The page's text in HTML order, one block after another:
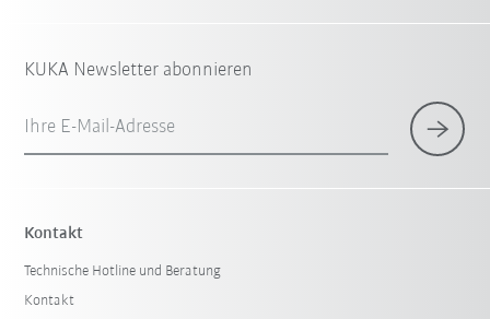
KUKA Newsletter abonnieren
Ihre E-Mail-Adresse
Kontakt
Technische Hotline und Beratung
Kontakt